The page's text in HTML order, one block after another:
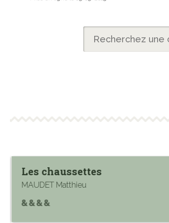
Les chaussettes
MAUDET Matthieu